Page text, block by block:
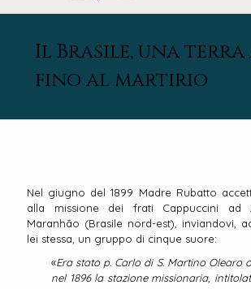
Il Brasile, una terra
fino al martirio
Nel giugno del 1899 Madre Rubatto
alla missione dei frati Cappuccini ad
Maranhão (Brasile nord-est), inviandovi,
lei stessa, un gruppo di cinque suore:
«Era stato p. Carlo di S. Martino Olearo
nel 1896 la stazione missionaria,